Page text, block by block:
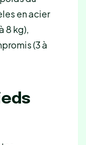
en acier
8 kg),
(3 à